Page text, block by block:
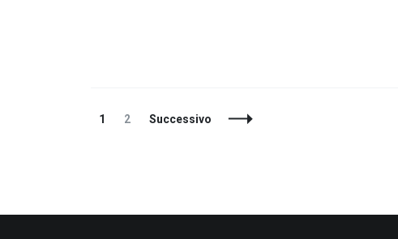
Navigazione
Pagina
1 Pagina
2 Successivo